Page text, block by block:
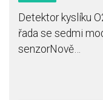
Detektor kyslíku
řada se sedmi
senzorNově…